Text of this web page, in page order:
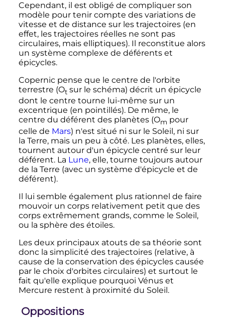
Cependant, il est obligé de compliquer son
modèle pour tenir compte des variations de
vitesse et de distance sur les trajectoires (en
effet, les trajectoires réelles ne sont pas
circulaires, mais elliptiques). Il reconstitue alors
un système complexe de déférents et
épicycles.
Copernic pense que le centre de l'orbite
terrestre (Otsur le schéma) décrit un épicycle
dont le centre tourne lui-même sur un
excentrique (en pointillés). De même, le
centre du déférent des planètes (Om pour
celle de Mars) n'est situé ni sur le Soleil, ni sur
la Terre, mais un peu à côté. Les planètes, elles,
tournent autour d'un épicycle centré sur leur
déférent. La Lune, elle, tourne toujours autour
de la Terre (avec un système d'épicycle et de
déférent).
Il lui semble également plus rationnel de faire
mouvoir un corps relativement petit que des
corps extrêmement grands, comme le Soleil,
ou la sphère des étoiles.
Les deux principaux atouts de sa théorie sont
donc la simplicité des trajectoires (relative, à
cause de la conservation des épicycles causée
par le choix d'orbites circulaires) et surtout le
fait qu'elle explique pourquoi Vénus et
Mercure restent à proximité du Soleil.
Oppositions